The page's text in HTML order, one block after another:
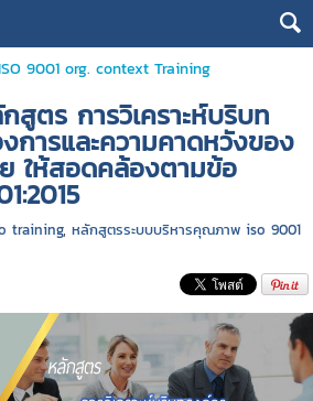
9001 org. context Training
สูตร การวิเคราะห์บริบท
การและความคาดหวังของ
ให้สอดคล้องตามข้อ
training, หลักสูตรระบบบริหารคุณภาพ iso 9001